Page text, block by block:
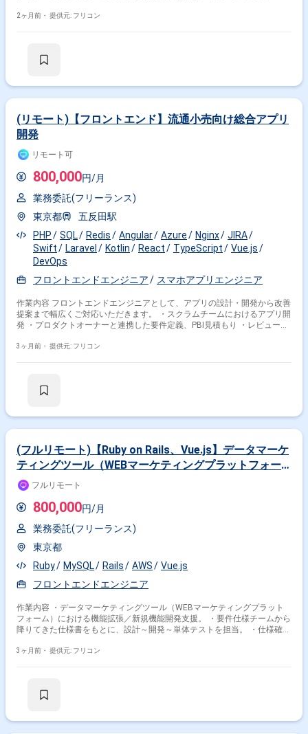
Jest/Vitest等を用いた単体テストの実装
2ヶ月前・ 提供元: フリコン
(リモート)【フロントエンド】流通小売向け総合アプリ
開発
リモート可
800,000円/月
業務委託(フリーランス)
東京都
五反田駅
PHP
SQL Redis Angular Azure Nginx
JIRA
Swift
Laravel Kotlin React TypeScript
Vue.js
DevOps
フロントエンドエンジニア
スマホアプリエンジニア
作業内容 フロントエンドエンジニアとして、アプリの設計・開発から改善
提案まで幅広くご対応いただきます。 ・スクラムチームにおけるアプリ開
発 ・プロダクトオーナーと連携した要件定義、PBI見積もり ・レビュー、
産性向上への取り組み ・ハイブリッド：Ionic、Angular／TypeScript、
・モニタリング：NewRelic ・管理ツール：Teams、Slack、Jira、
3ヶ月前・ 提供元: フリコン
(フルリモート)【Ruby on Rails、Vue.js】データマーケ
ティングツール（WEBマーケティングプラットフォー
ム）案件
フルリモート
800,000円/月
業務委託(フリーランス)
東京都
Ruby
MySQL Rails AWS
Vue.js
フロントエンドエンジニア
作業内容 ・データマーケティングツール（WEBマーケティングプラット
フォーム）における機能拡張／新規機能開発支援。 ・要件仕様チームから
降りてきた仕様書をもとに、設計～開発～単体テストを担当。 ・仕様確
正も含む。 ・開発チームは1か月スプリントでリリース（アジャイル寄
3ヶ月前・ 提供元: フリコン
掛け合わせ条件で絞り込む
職種で絞り込む
Vue.js × バックエンドエンジニア
業界で絞り込む